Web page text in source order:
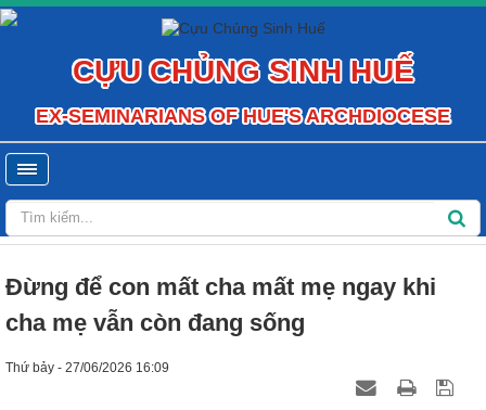
CỰU CHỦNG SINH HUẾ
EX-SEMINARIANS OF HUE'S ARCHDIOCESE
Đừng để con mất cha mất mẹ ngay khi
cha mẹ vẫn còn đang sống
Thứ bảy - 27/06/2026 16:09